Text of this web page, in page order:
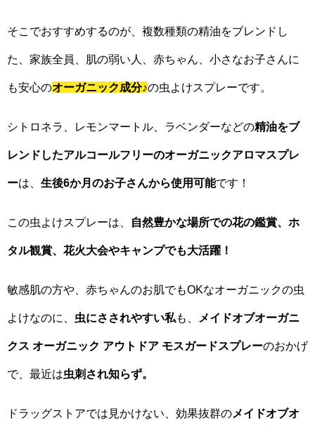
そこでおすすめするのが、複数種類の精油をブレンドし
た、家族全員、肌の弱い人、赤ちゃん、小さなお子さんに
も安心のオーガニック成分♪の虫よけスプレーです。
シトロネラ、レモンマートル、ラベンダーなどの精油をブ
レンドしたアルコールフリーのオーガニックアロマスプレ
ーは、 生後6か月のお子さんから使用可能です！
この虫よけスプレーは、 自然豊かな場所での花の鑑賞、ホ
タル観賞、花火大会やキャンプでも大活躍！
敏感肌の方や、赤ちゃんのお肌でもOKなオーガニックの虫
よけなのに、 虫にさされやすい私も、 メイドオブオーガニ
クス オーガニック アウトドア モスガードスプレーのおかげ
で、最近は虫刺され知らず。
ドラッグストアでは見かけない、効果抜群のメイドオブオ